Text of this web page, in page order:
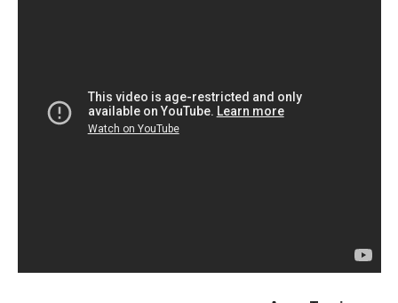
МІТКИ: ЖИЗНЬ,НОВОСТИ НИКОПОЛЯ, ПРОИСШЕСТВИЕ